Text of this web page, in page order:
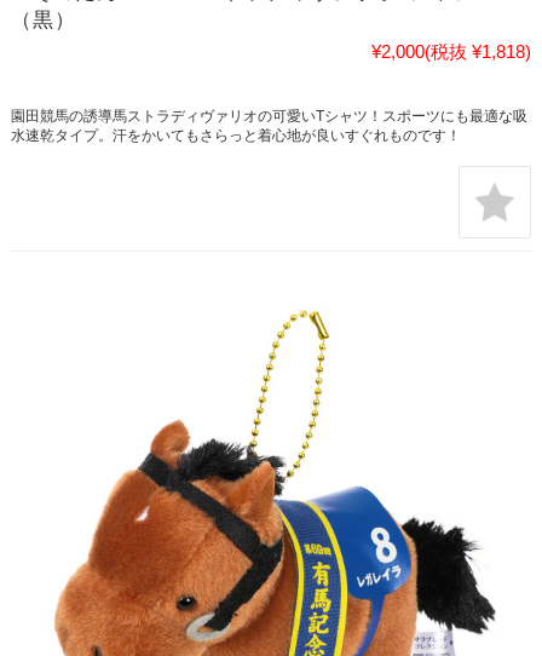
（黒）
¥2,000(税抜 ¥1,818)
園田競馬の誘導馬ストラディヴァリオの可愛いTシャツ！スポーツにも最適な吸
水速乾タイプ。汗をかいてもさらっと着心地が良いすぐれものです！